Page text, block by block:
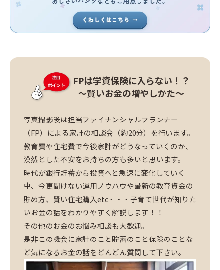
FPは学資保険に入らない！？
～賢いお金の増やしかた～
写真撮影後は担当ファイナンシャルプランナー
（FP）による家計の相談会（約20分）を行います。
教育費や住宅費で今後家計がどうなっていくのか、
漠然とした不安をお持ちの方も多いと思います。
時代が銀行貯蓄から投資へと急速に変化していく
中、今更聞けない運用ノウハウや最新の教育資金の
貯め方、賢い住宅購入etc・・・子育て世代が知りた
いお金の話をわかりやすく解説します！！
その他のお金のお悩み相談も大歓迎。
是非この機会に家計のこと貯蓄のこと保険のことな
ど気になるお金の話をどんどん質問して下さい。